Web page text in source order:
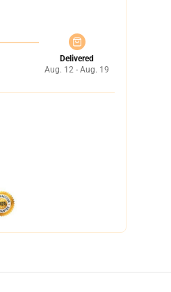
Delivered
Aug. 12 - Aug. 19